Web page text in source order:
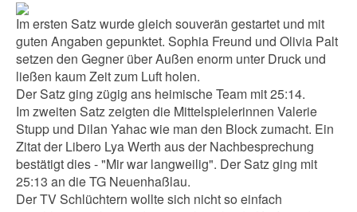
Im ersten Satz wurde gleich souverän gestartet und mit
guten Angaben gepunktet. Sophia Freund und Olivia Palt
setzen den Gegner über Außen enorm unter Druck und
ließen kaum Zeit zum Luft holen.
Der Satz ging zügig ans heimische Team mit 25:14.
Im zweiten Satz zeigten die Mittelspielerinnen Valerie
Stupp und Dilan Yahac wie man den Block zumacht. Ein
Zitat der Libero Lya Werth aus der Nachbesprechung
bestätigt dies - "Mir war langweilig". Der Satz ging mit
25:13 an die TG Neuenhaßlau.
Der TV Schlüchtern wollte sich nicht so einfach